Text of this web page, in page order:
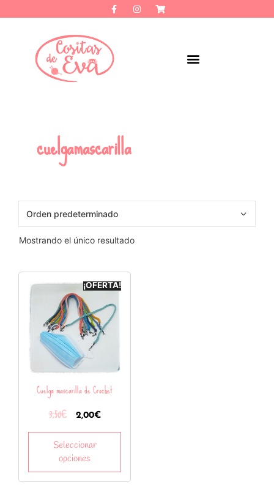
cuelgamascarilla
Mostrando el único resultado
¡OFERTA!
Cuelga mascarilla de Crochet
3,50€ 2,00€
Seleccionar
opciones